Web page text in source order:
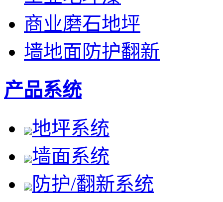
商业磨石地坪
墙地面防护翻新
产品系统
地坪系统
墙面系统
防护/翻新系统